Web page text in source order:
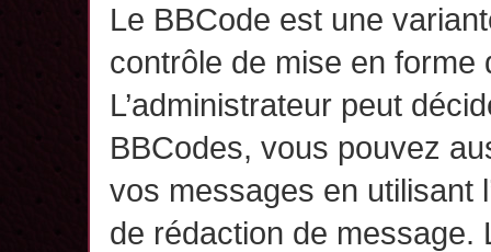
Le BBCode est une
contrôle de mise en forme
L’administrateur peut
BBCodes, vous pouvez
vos messages en utilisant
de rédaction de message.